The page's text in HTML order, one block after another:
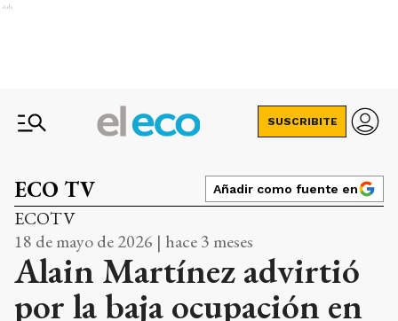
Ads
SUSCRIBITE
ECO TV Añadir como fuente en
ECOTV
18 de mayo de 2026 | hace 3 meses
Alain Martínez advirtió
por la baja ocupación en